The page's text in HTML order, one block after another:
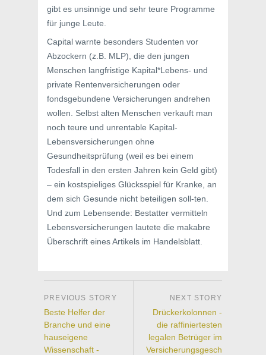
gibt es unsinnige und sehr teure Programme
für junge Leute.
Capital warnte besonders Studenten vor
Abzockern (z.B. MLP), die den jungen
Menschen langfristige Kapital*Lebens- und
private Rentenversicherungen oder
fondsgebundene Versicherungen andrehen
wollen. Selbst alten Menschen verkauft man
noch teure und unrentable Kapital-
Lebensversicherungen ohne
Gesundheitsprüfung (weil es bei einem
Todesfall in den ersten Jahren kein Geld gibt)
– ein kostspieliges Glücksspiel für Kranke, an
dem sich Gesunde nicht beteiligen soll-ten.
Und zum Lebensende: Bestatter vermitteln
Lebensversicherungen lautete die makabre
Überschrift eines Artikels im Handelsblatt.
Beste Helfer der
Branche und eine
hauseigene
Wissenschaft -
Drückerkolonnen -
die raffiniertesten
legalen Betrüger im
Versicherungsgesch